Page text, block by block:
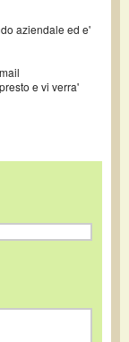
aziendale ed e'
e vi verra'